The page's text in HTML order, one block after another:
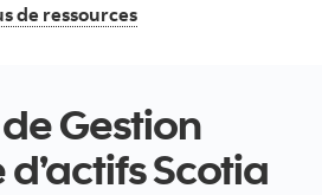
de ressources
Gestion
Scotia